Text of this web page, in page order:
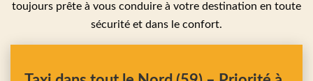
toujours prête à vous conduire à votre destination en toute
sécurité et dans le confort.